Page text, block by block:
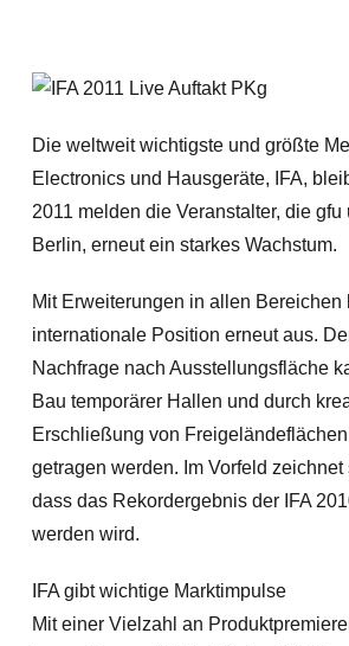
Die weltweit wichtigste und größte
Electronics und Hausgeräte, IFA,
2011 melden die Veranstalter, die
Berlin, erneut ein starkes Wachstum.
Mit Erweiterungen in allen Bereichen
internationale Position erneut aus.
Nachfrage nach Ausstellungsfläche
Bau temporärer Hallen und durch
Erschließung von
getragen werden. Im Vorfeld zeichnet
dass das Rekordergebnis der IFA
werden wird.
IFA gibt wichtige Marktimpulse
Mit einer Vielzahl an